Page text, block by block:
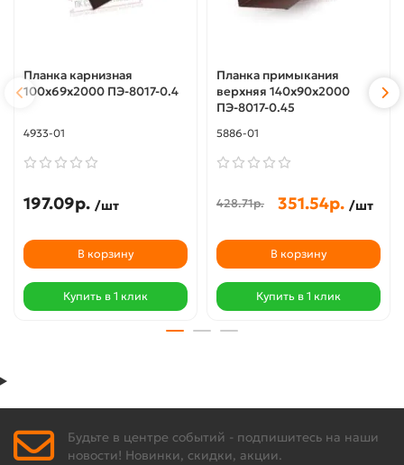
Планка карнизная
100х69х2000 ПЭ-8017-0.4
4933-01
197.09р. /шт
В корзину
Купить в 1 клик
Планка примыкания
верхняя 140х90х2000
ПЭ-8017-0.45
5886-01
428.71р. 351.54р. /шт
В корзину
Купить в 1 клик
Будьте в центре событий - подпишитесь на наши
новости! Новинки, скидки, акции.